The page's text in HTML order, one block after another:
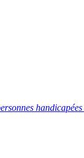
handicapées